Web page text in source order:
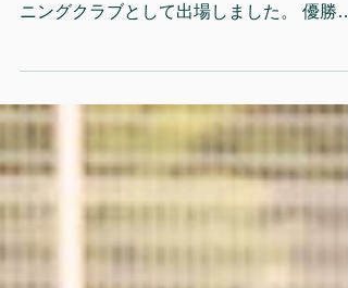
ニングクラブとして出場しました。 優勝な
ポートを行っていきます！ 【大会結果】 ○
男子小学1・2年 100m 4位 甲斐蒼絃
19.70 ○男子小学1・2年 800m 2位 甲
○男子小学3・4年 800m 3位 細谷直
生 2:43.28（PB） 7位 平井嶺